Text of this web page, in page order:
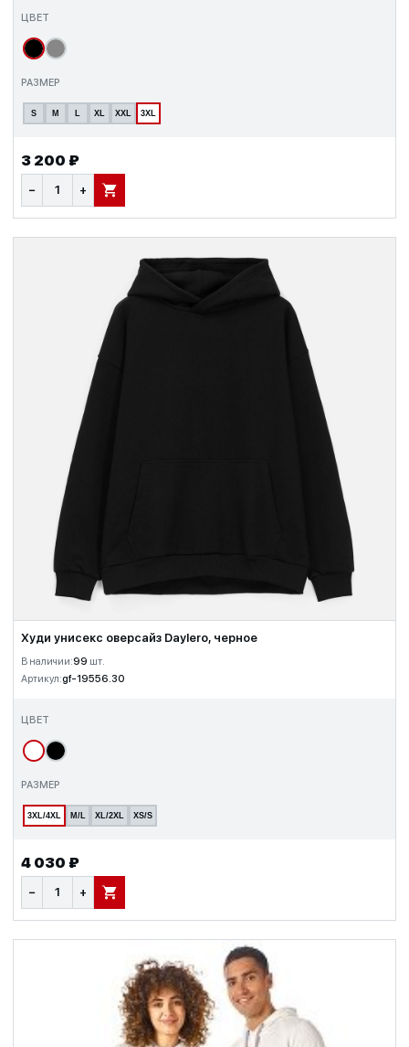
ЦВЕТ
РАЗМЕР
S M XL XXL 3XL
3 200 ₽
− + В КОРЗИНУ
Худи унисекс оверсайз Daylero, черное
В наличии:99 шт.
Артикул:gf-19556.30
ЦВЕТ
РАЗМЕР
3XL/4XL M/L XL/2XL XS/S
4 030 ₽
− + В КОРЗИНУ